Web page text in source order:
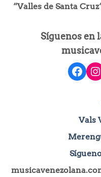
“Valles de Santa
Síguenos en
Vals